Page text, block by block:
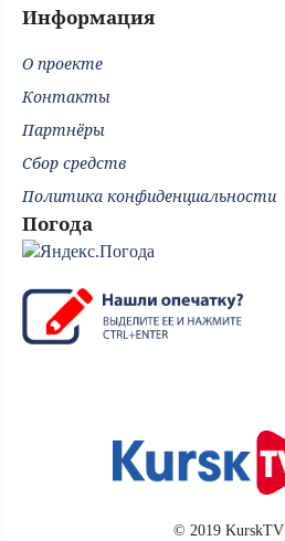
Информация
О проекте
Контакты
Партнёры
Сбор средств
Политика конфиденциальности
Погода
© 2019 KurskTV